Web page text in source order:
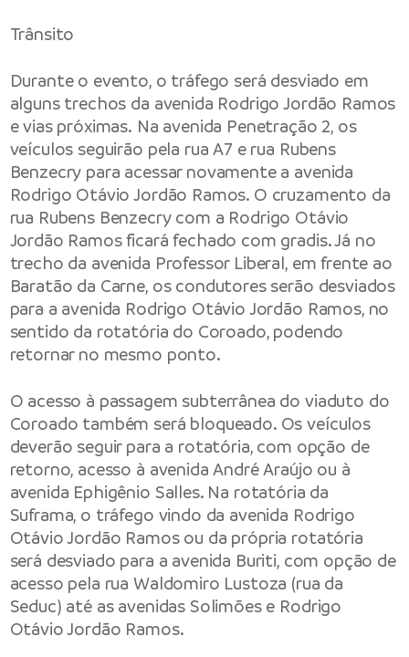
Trânsito
Durante o evento, o tráfego será desviado em
alguns trechos da avenida Rodrigo Jordão Ramos
e vias próximas. Na avenida Penetração 2, os
veículos seguirão pela rua A7 e rua Rubens
Benzecry para acessar novamente a avenida
Rodrigo Otávio Jordão Ramos. O cruzamento da
rua Rubens Benzecry com a Rodrigo Otávio
Jordão Ramos ficará fechado com gradis. Já no
trecho da avenida Professor Liberal, em frente ao
Baratão da Carne, os condutores serão desviados
para a avenida Rodrigo Otávio Jordão Ramos, no
sentido da rotatória do Coroado, podendo
retornar no mesmo ponto.
O acesso à passagem subterrânea do viaduto do
Coroado também será bloqueado. Os veículos
deverão seguir para a rotatória, com opção de
retorno, acesso à avenida André Araújo ou à
avenida Ephigênio Salles. Na rotatória da
Suframa, o tráfego vindo da avenida Rodrigo
Otávio Jordão Ramos ou da própria rotatória
será desviado para a avenida Buriti, com opção de
acesso pela rua Waldomiro Lustoza (rua da
Seduc) até as avenidas Solimões e Rodrigo
Otávio Jordão Ramos.